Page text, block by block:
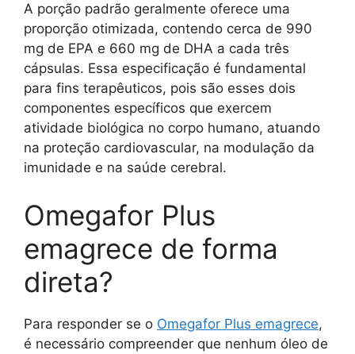
A porção padrão geralmente oferece uma
proporção otimizada, contendo cerca de 990
mg de EPA e 660 mg de DHA a cada três
cápsulas. Essa especificação é fundamental
para fins terapêuticos, pois são esses dois
componentes específicos que exercem
atividade biológica no corpo humano, atuando
na proteção cardiovascular, na modulação da
imunidade e na saúde cerebral.
Omegafor Plus
emagrece de forma
direta?
Para responder se o Omegafor Plus emagrece,
é necessário compreender que nenhum óleo de